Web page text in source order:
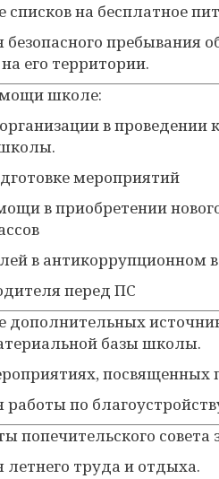
списков на бесплатное
безопасного пребывания
его территории.
школе:
в
мероприятий
в приобретении
в антикоррупционном
перед ПС
дополнительных
базы школы.
работы по
попечительского совета
летнего труда и отдыха.